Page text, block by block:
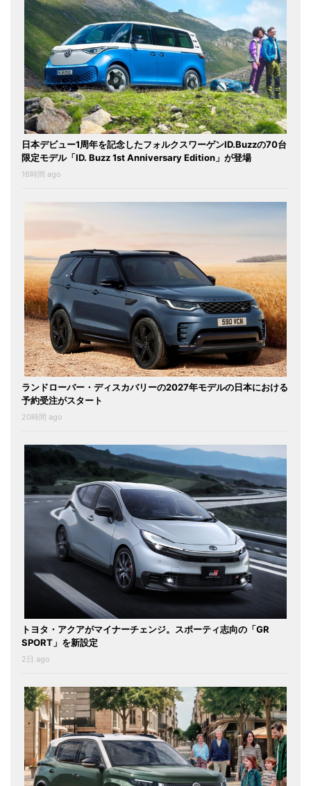
日本デビュー1周年を記念したフォルクスワーゲンID.Buzzの70台
限定モデル「ID. Buzz 1st Anniversary Edition」が登場
16時間 ago
ランドローバー・ディスカバリーの2027年モデルの日本における
予約受注がスタート
20時間 ago
トヨタ・アクアがマイナーチェンジ。スポーティ志向の「GR
SPORT」を新設定
2日 ago